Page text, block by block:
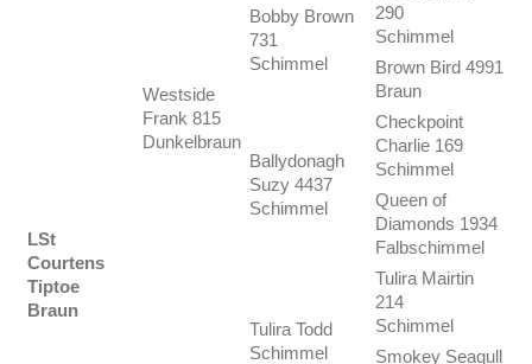
LSt
Courtens
Tiptoe
Braun
Westside
Frank 815
Dunkelbraun
Bobby Brown
731
Schimmel
290
Schimmel
Brown Bird 4991
Braun
Ballydonagh
Suzy 4437
Schimmel
Checkpoint
Charlie 169
Schimmel
Queen of
Diamonds 1934
Falbschimmel
Tulira Todd
Schimmel
Tulira Mairtin
214
Schimmel
Smokey Seagull